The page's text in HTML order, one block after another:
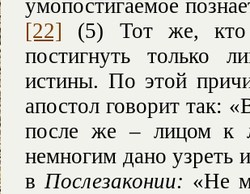
умопостигаемое
[22] (5) Тот же, кто
постигнуть только
истины. По этой
апостол говорит так:
после же – лицом к
немногим дано узреть
вПослезаконии: «Не